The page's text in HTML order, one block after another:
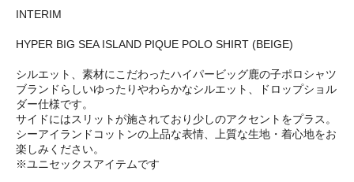
INTERIM
HYPER BIG SEA ISLAND PIQUE POLO SHIRT (BEIGE)
シルエット、素材にこだわったハイパービッグ鹿の子ポロシャツ
ブランドらしいゆったりやわらかなシルエット、ドロップショル
ダー仕様です。
サイドにはスリットが施されており少しのアクセントをプラス。
シーアイランドコットンの上品な表情、上質な生地・着心地をお
楽しみください。
※ユニセックスアイテムです